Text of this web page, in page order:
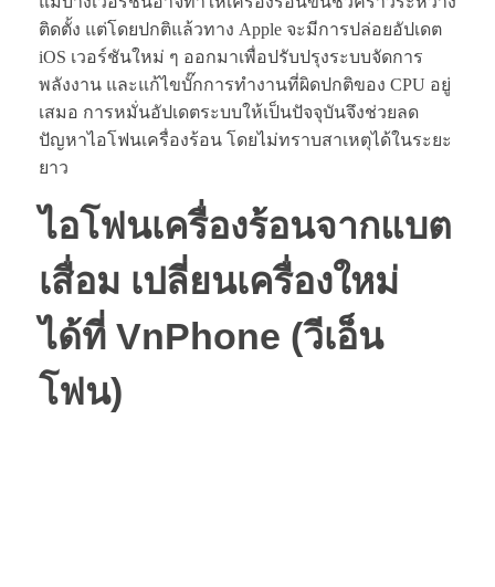
ติดตั้ง แต่โดยปกติแล้วทาง Apple จะมีการปล่อยอัปเดต
iOS เวอร์ชันใหม่ ๆ ออกมาเพื่อปรับปรุงระบบจัดการ
พลังงาน และแก้ไขบั๊กการทำงานที่ผิดปกติของ CPU อยู่
เสมอ การหมั่นอัปเดตระบบให้เป็นปัจจุบันจึงช่วยลด
ปัญหาไอโฟนเครื่องร้อน โดยไม่ทราบสาเหตุได้ในระยะ
ยาว
ไอโฟนเครื่องร้อนจากแบต
เสื่อม เปลี่ยนเครื่องใหม่
ได้ที่ VnPhone (วีเอ็น
โฟน)